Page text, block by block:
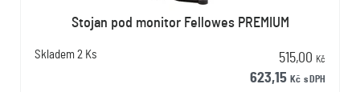
Stojan pod monitor Fellowes PREMIUM
Skladem 2 Ks 515,00 Kč
623,15 Kč s DPH